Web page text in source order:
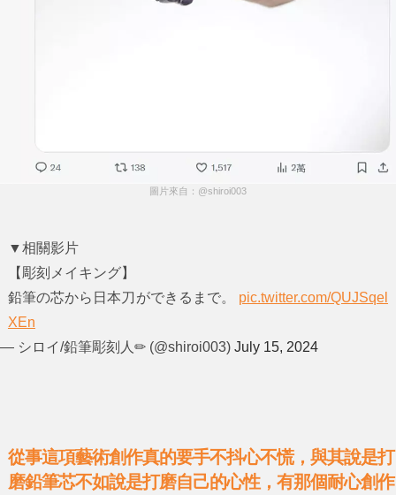
圖片來自：@shiroi003
▼相關影片
【彫刻メイキング】
鉛筆の芯から日本刀ができるまで。 pic.twitter.com/QUJSqel
XEn
— シロイ/鉛筆彫刻人✏ (@shiroi003) July 15, 2024
從事這項藝術創作真的要手不抖心不慌，與其說是打
磨鉛筆芯不如說是打磨自己的心性，有那個耐心創作